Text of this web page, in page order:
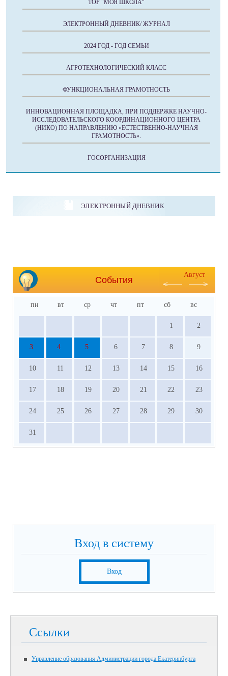
ТОР "МОЯ ШКОЛА"
ЭЛЕКТРОННЫЙ ДНЕВНИК/ ЖУРНАЛ
2024 ГОД - ГОД СЕМЬИ
АГРОТЕХНОЛОГИЧЕСКИЙ КЛАСС
ФУНКЦИОНАЛЬНАЯ ГРАМОТНОСТЬ
ИННОВАЦИОННАЯ ПЛОЩАДКА, ПРИ ПОДДЕРЖКЕ НАУЧНО-
ИССЛЕДОВАТЕЛЬСКОГО КООРДИНАЦИОННОГО ЦЕНТРА
(НИКО) ПО НАПРАВЛЕНИЮ «ЕСТЕСТВЕННО-НАУЧНАЯ
ГРАМОТНОСТЬ».
ГОСОРГАНИЗАЦИЯ
ЭЛЕКТРОННЫЙ ДНЕВНИК
События
Август
пн вт ср чт пт сб вс
1 2
3 4 5 6 7 8 9
10 11 12 13 14 15 16
17 18 19 20 21 22 23
24 25 26 27 28 29 30
31
Вход в систему
Вход
Ссылки
Управление образования Администрации города Екатеринбурга